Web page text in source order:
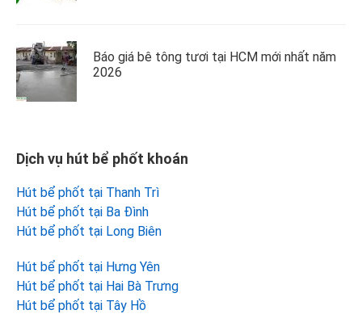
Báo giá bê tông tươi tại HCM mới nhất năm
2026
Dịch vụ hút bể phốt khoán
Hút bể phốt tại Thanh Trì
Hút bể phốt tại Ba Đình
Hút bể phốt tại Long Biên
Hút bể phốt tại Hưng Yên
Hút bể phốt tại Hai Bà Trưng
Hút bể phốt tại Tây Hồ